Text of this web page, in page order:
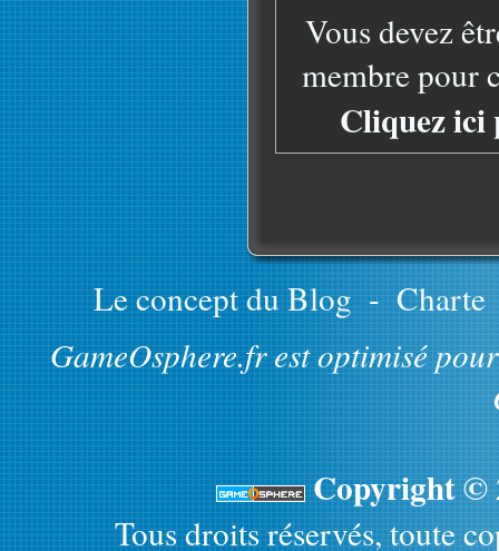
Vous devez
membre pour
Cliquez ici
Le concept du Blog - Charte
GameOsphere.fr est optimisé
Copyright ©
Tous droits réservés, toute